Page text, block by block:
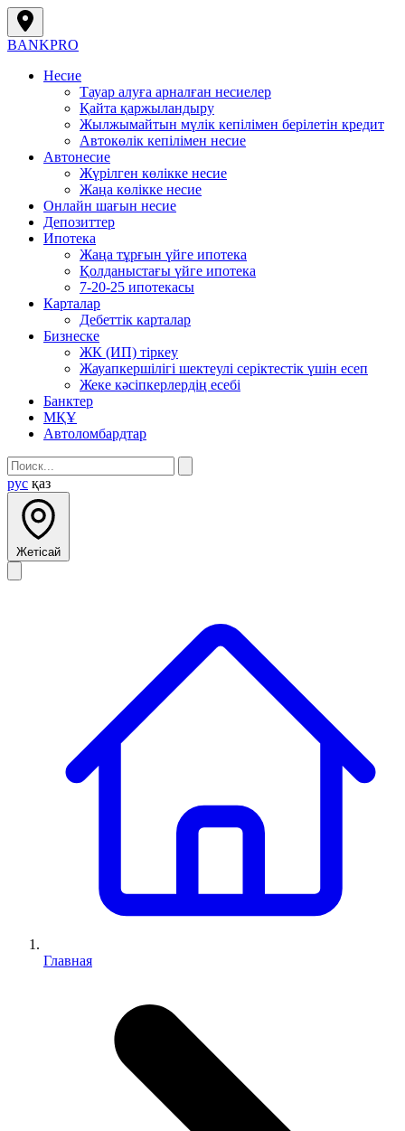
BANKPRO
Несие
Тауар алуға арналған несиелер
Қайта қаржыландыру
Жылжымайтын мүлік кепілімен берілетін кредит
Автокөлік кепілімен несие
Автонесие
Жүрілген көлікке несие
Жаңа көлікке несие
Онлайн шағын несие
Депозиттер
Ипотека
Жаңа тұрғын үйге ипотека
Қолданыстағы үйге ипотека
7-20-25 ипотекасы
Карталар
Дебеттік карталар
Бизнеске
ЖК (ИП) тіркеу
Жауапкершілігі шектеулі серіктестік үшін есеп
Жеке кәсіпкерлердің есебі
Банктер
МҚҰ
Автоломбардтар
рус қаз
Жетісай
Главная